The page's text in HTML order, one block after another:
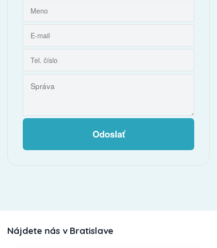
Odoslať
Nájdete nás v Bratislave